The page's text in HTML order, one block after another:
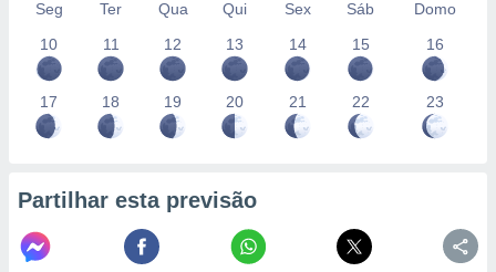
Seg Ter Qua Qui Sex Sáb
Domo
10
11 12 13 14 15 16
17 18 19 20 21 22 23
Partilhar esta previsão